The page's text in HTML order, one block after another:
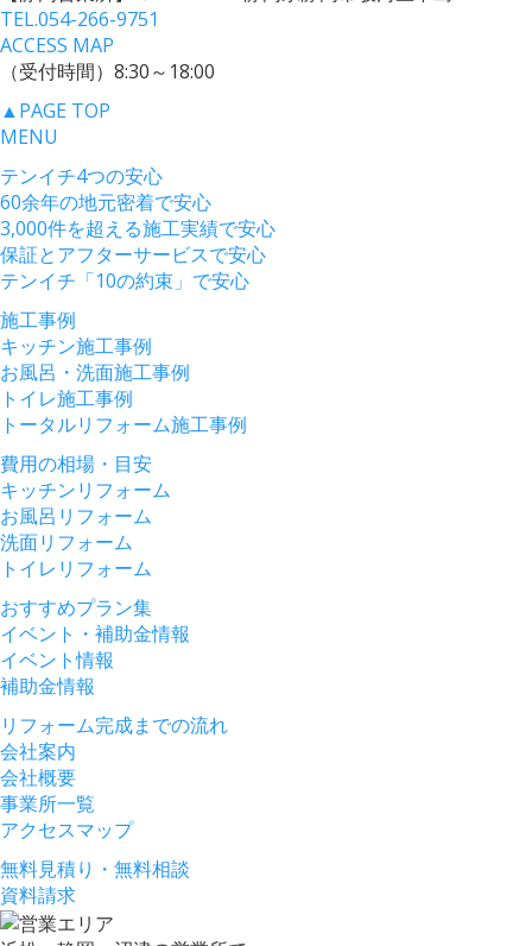
TEL.054-266-9751
ACCESS MAP
（受付時間）8:30～18:00
▲PAGE TOP
MENU
テンイチ4つの安心
60余年の地元密着で安心
3,000件を超える施工実績で安心
保証とアフターサービスで安心
テンイチ「10の約束」で安心
施工事例
キッチン施工事例
お風呂・洗面施工事例
トイレ施工事例
トータルリフォーム施工事例
費用の相場・目安
キッチンリフォーム
お風呂リフォーム
洗面リフォーム
トイレリフォーム
おすすめプラン集
イベント・補助金情報
イベント情報
補助金情報
リフォーム完成までの流れ
会社案内
会社概要
事業所一覧
アクセスマップ
無料見積り・無料相談
資料請求